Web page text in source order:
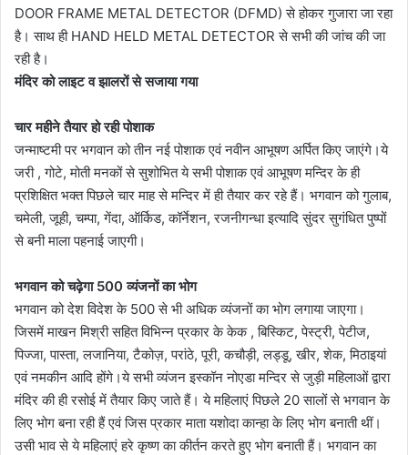
DOOR FRAME METAL DETECTOR (DFMD) से होकर गुजारा जा रहा
है। साथ ही HAND HELD METAL DETECTOR से सभी की जांच की जा
रही है।
मंदिर को लाइट व झालरों से सजाया गया
चार महीने तैयार हो रही पोशाक
जन्माष्टमी पर भगवान को तीन नई पोशाक एवं नवीन आभूषण अर्पित किए जाएंगे।ये
जरी , गोटे, मोती मनकों से सुशोभित ये सभी पोशाक एवं आभूषण मन्दिर के ही
प्रशिक्षित भक्त पिछले चार माह से मन्दिर में ही तैयार कर रहे हैं। भगवान को गुलाब,
चमेली, जूही, चम्पा, गेंदा, ऑर्किड, कॉर्नेशन, रजनीगन्धा इत्यादि सुंदर सुगंधित पुष्पों
से बनी माला पहनाई जाएगी।
भगवान को चढ़ेगा 500 व्यंजनों का भोग
भगवान को देश विदेश के 500 से भी अधिक व्यंजनों का भोग लगाया जाएगा।
जिसमें माखन मिश्री सहित विभिन्न प्रकार के केक , बिस्किट, पेस्ट्री, पेटीज,
पिज्जा, पास्ता, लजानिया, टैकोज़, परांठे, पूरी, कचौड़ी, लड्डू, खीर, शेक, मिठाइयां
एवं नमकीन आदि होंगे।ये सभी व्यंजन इस्कॉन नोएडा मन्दिर से जुड़ी महिलाओं द्वारा
मंदिर की ही रसोई में तैयार किए जाते हैं। ये महिलाएं पिछले 20 सालों से भगवान के
लिए भोग बना रही हैं एवं जिस प्रकार माता यशोदा कान्हा के लिए भोग बनाती थीं।
उसी भाव से ये महिलाएं हरे कृष्ण का कीर्तन करते हुए भोग बनाती हैं। भगवान का